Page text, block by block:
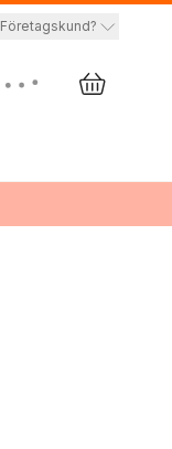
Företagskund?